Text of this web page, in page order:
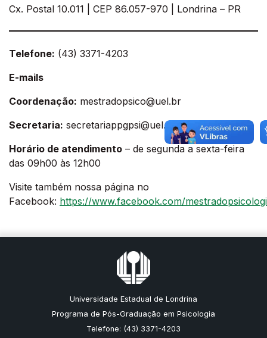
Cx. Postal 10.011 | CEP 86.057-970 | Londrina – PR
Telefone: (43) 3371-4203
E-mails
Coordenação: mestradopsico@uel.br
Secretaria: secretariappgpsi@uel.br
Horário de atendimento – de segunda a sexta-feira
das 09h00 às 12h00
Visite também nossa página no
Facebook: https://www.facebook.com/
Universidade Estadual de Londrina
Programa de Pós-Graduação em Psicologia
Telefone: (43) 3371-4203